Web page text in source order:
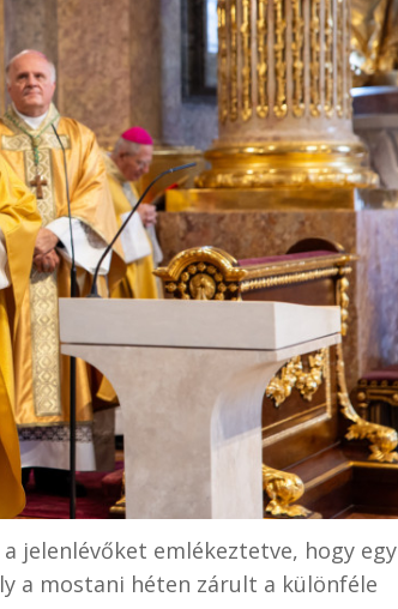
jelenlévőket emlékeztetve, hogy egy
a mostani héten zárult a különféle